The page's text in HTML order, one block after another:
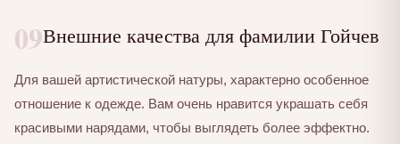
09Внешние качества для фамилии Гойчев
Для вашей артистической натуры, характерно особенное
отношение к одежде. Вам очень нравится украшать себя
красивыми нарядами, чтобы выглядеть более эффектно.